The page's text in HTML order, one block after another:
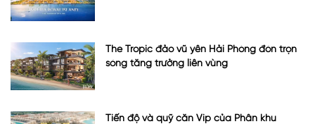
The Tropic đảo vũ yên Hải Phòng đón trọn
sóng tăng trưởng liên vùng
Tiến độ và quỹ căn Vip của Phân khu